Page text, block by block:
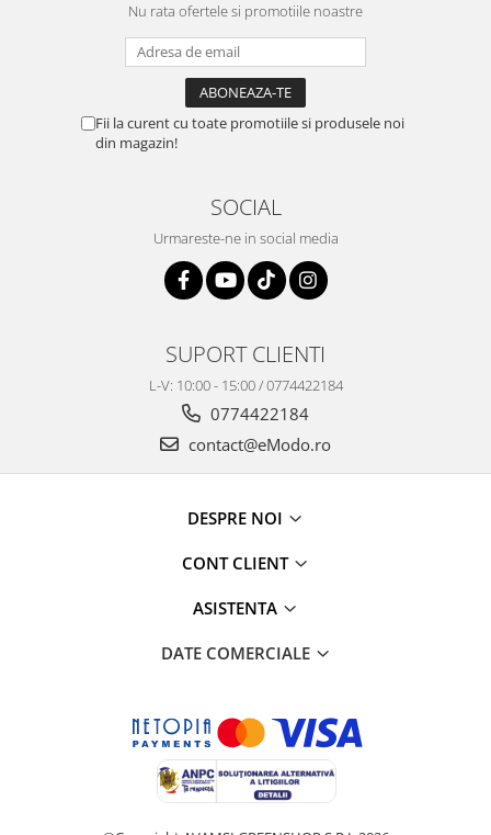
Nu rata ofertele si promotiile noastre
Fii la curent cu toate promotiile si produsele noi
din magazin!
SOCIAL
Urmareste-ne in social media
SUPORT CLIENTI
L-V: 10:00 - 15:00 / 0774422184
0774422184
contact@eModo.ro
DESPRE NOI
CONT CLIENT
ASISTENTA
DATE COMERCIALE